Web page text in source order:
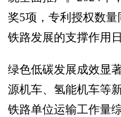
奖5项，专利授权数
铁路发展的支撑作用
绿色低碳发展成效显
源机车、氢能机车等
铁路单位运输工作量